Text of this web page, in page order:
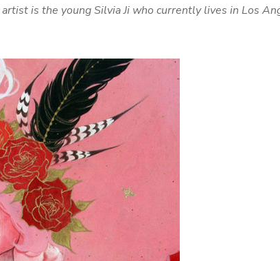
is the young Silvia Ji who currently lives in Los